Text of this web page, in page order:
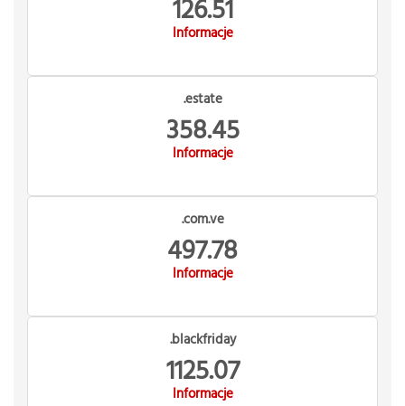
126.51
Informacje
.estate
358.45
Informacje
.com.ve
497.78
Informacje
.blackfriday
1125.07
Informacje